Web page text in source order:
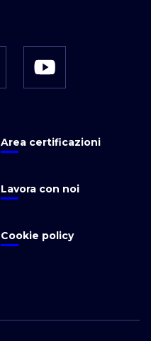
Area certificazioni
Lavora con noi
Cookie policy